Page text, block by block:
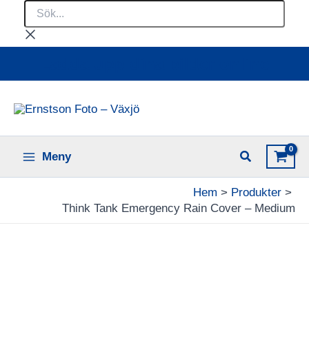
innehåll
Sök...
Meny
Hem
Produkter
Think Tank Emergency Rain Cover – Medium